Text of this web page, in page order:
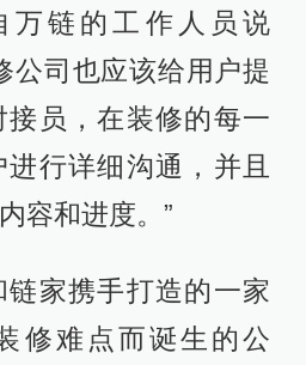
万链的工作人员说
公司也应该给用户提
员，在装修的每一
行详细沟通，并且
容和进度。”
家携手打造的一家
修难点而诞生的公